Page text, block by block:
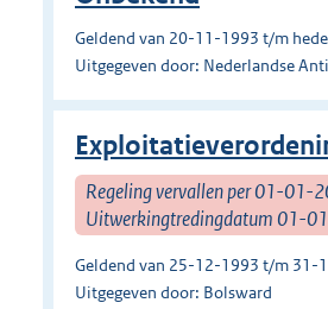
Geldend van 20-11-1993 t/m
Uitgegeven door: Nederlandse
Regeling vervallen per 01-01-
Uitwerkingtredingdatum 01-
Geldend van 25-12-1993 t/m 31-
Uitgegeven door: Bolsward